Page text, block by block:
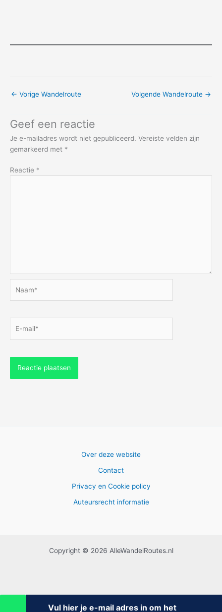
← Vorige Wandelroute Volgende Wandelroute →
Geef een reactie
Je e-mailadres wordt niet gepubliceerd. Vereiste velden zijn
gemarkeerd met *
Reactie *
mail*
Over deze website
Contact
Privacy en Cookie policy
Auteursrecht informatie
Copyright © 2026 AlleWandelRoutes.nl
Vul hier je e-mail adres in om het